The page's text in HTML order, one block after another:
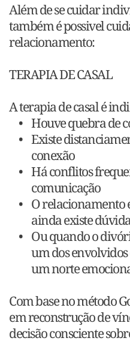
Além de se cuidar
também é possivel
relacionamento:
TERAPIA DE CASAL
A terapia de casal é
Houve quebra de
Existe
conexão
Há conflitos
comunicação
O relacionamento
ainda existe
Ou quando o
um dos
um norte
Com base no método
em reconstrução de
decisão consciente